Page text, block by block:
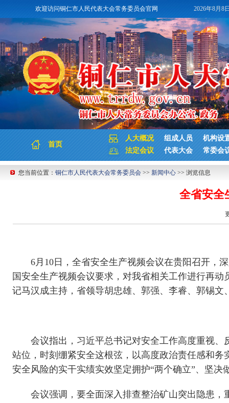
欢迎访问铜仁市人民代表大会常务委员会官网 2026年8月8
首页
人大概况 组成人员
机构设
法定会议
代表大会 常委会
您当前位置： 铜仁市人民代表大会常务委员会 >> 新闻中心 >> 浏览信息
全省安全
6月10日，全省安全生产视频会议在贵阳召开，
国安全生产视频会议要求，对我省相关工作进行再
记马汉成主持，省领导胡忠雄、郭强、李睿、郭锡
会议指出，习近平总书记对安全工作高度重视
站位，时刻绷紧安全这根弦，以高度政治责任感和
安全风险的实干实绩实效坚定拥护“两个确立”、坚决
会议强调，要全面深入排查整治矿山突出隐患